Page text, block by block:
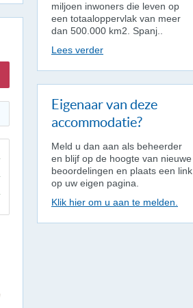
miljoen inwoners die leven op
een totaaloppervlak van meer
dan 500.000 km2. Spanj..
Lees verder
Eigenaar van deze
accommodatie?
Meld u dan aan als beheerder
en blijf op de hoogte van nieuwe
beoordelingen en plaats een link
op uw eigen pagina.
Klik hier om u aan te melden.